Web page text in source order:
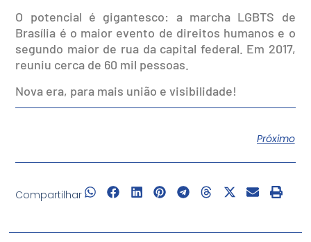
O potencial é gigantesco: a marcha LGBTS de
Brasília é o maior evento de direitos humanos e o
segundo maior de rua da capital federal. Em 2017,
reuniu cerca de 60 mil pessoas.
Nova era, para mais união e visibilidade!
Próximo
Compartilhar